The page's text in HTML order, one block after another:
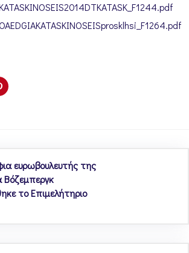
ευρωβουλευτής της
Βόζεμπεργκ
το Επιμελήτηριο